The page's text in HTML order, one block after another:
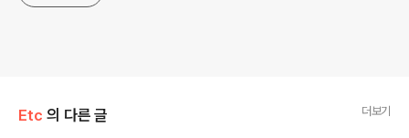
Etc 의 다른 글 더보기